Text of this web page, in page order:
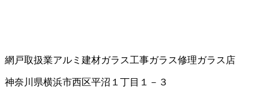
網戸取扱業アルミ建材ガラス工事ガラス修理ガラス店
神奈川県横浜市西区平沼１丁目１－３